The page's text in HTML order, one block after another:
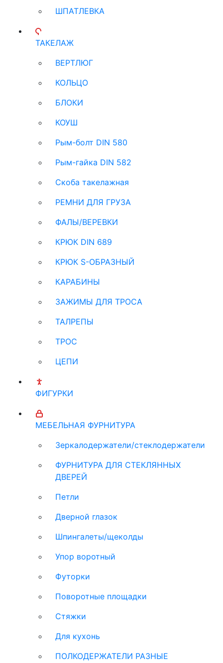
ШПАТЛЕВКА
ТАКЕЛАЖ
ВЕРТЛЮГ
КОЛЬЦО
БЛОКИ
КОУШ
Рым-болт DIN 580
Рым-гайка DIN 582
Скоба такелажная
РЕМНИ ДЛЯ ГРУЗА
ФАЛЫ/ВЕРЕВКИ
КРЮК DIN 689
КРЮК S-ОБРАЗНЫЙ
КАРАБИНЫ
ЗАЖИМЫ ДЛЯ ТРОСА
ТАЛРЕПЫ
ТРОС
ЦЕПИ
ФИГУРКИ
МЕБЕЛЬНАЯ ФУРНИТУРА
Зеркалодержатели/стеклодержатели
ФУРНИТУРА ДЛЯ СТЕКЛЯННЫХ
ДВЕРЕЙ
Петли
Дверной глазок
Шпингалеты/щеколды
Упор воротный
Футорки
Поворотные площадки
Стяжки
Для кухонь
ПОЛКОДЕРЖАТЕЛИ РАЗНЫЕ